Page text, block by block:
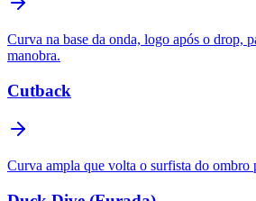
Curva na base da onda, logo após o drop,
manobra.
Cutback
Curva ampla que volta o surfista do ombro